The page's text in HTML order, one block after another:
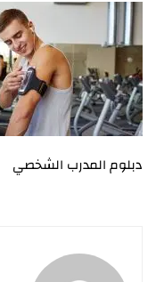
دبلوم المدرب الشخصي